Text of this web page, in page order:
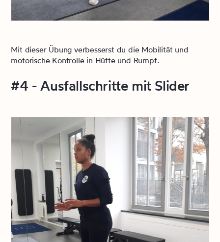
Mit dieser Übung verbesserst du die Mobilität und
motorische Kontrolle in Hüfte und Rumpf.
#4 - Ausfallschritte mit Slider